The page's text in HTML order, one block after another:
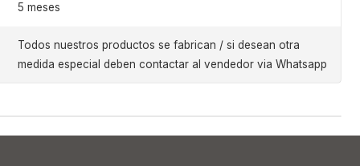
5 meses
Todos nuestros productos se fabrican / si desean otra
medida especial deben contactar al vendedor via Whatsapp